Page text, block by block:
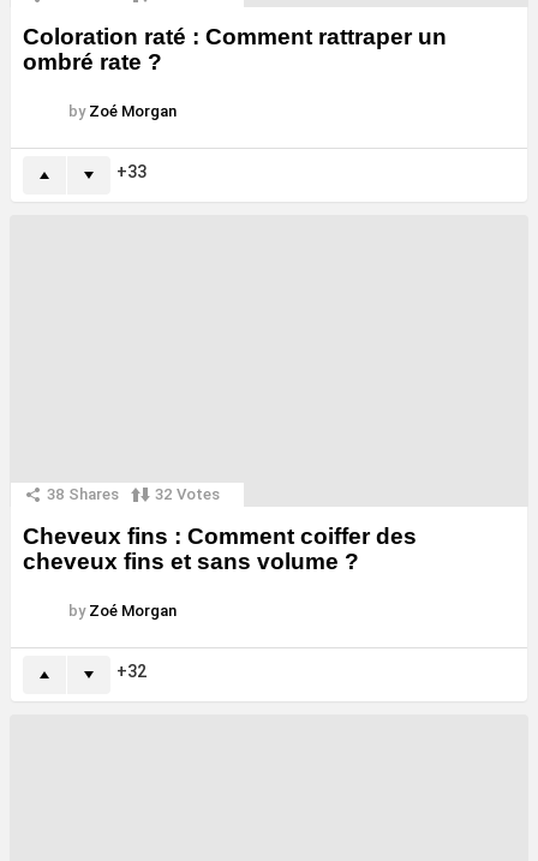
Coloration raté : Comment rattraper un
ombré rate ?
by Zoé Morgan
33
38 Shares 32 Votes
Cheveux fins : Comment coiffer des
cheveux fins et sans volume ?
by Zoé Morgan
32